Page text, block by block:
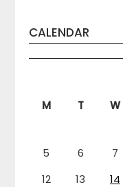
CALENDAR
M T W
5
6 7
12
13 14